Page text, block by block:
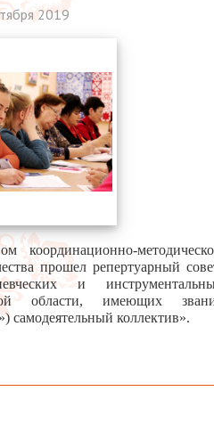
2019
координационно-
прошел репертуарный
и
области, имеющих
самодеятельный коллектив».